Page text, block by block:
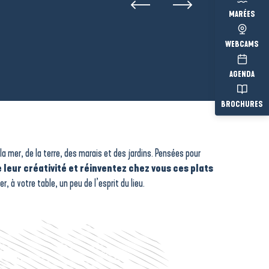
MARÉES
WEBCAMS
AGENDA
BROCHURES
mer, de la terre, des marais et des jardins. Pensées pour
leur créativité et réinventez chez vous ces plats
à votre table, un peu de l’esprit du lieu.
Poulpe rôti,